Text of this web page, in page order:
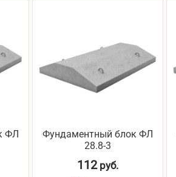
ФЛ
Фундаментный блок ФЛ
28.8-3
112руб.